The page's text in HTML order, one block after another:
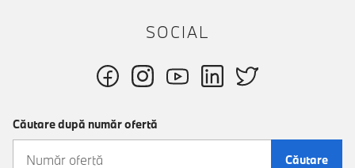
SOCIAL
Căutare după număr ofertă
Căutare